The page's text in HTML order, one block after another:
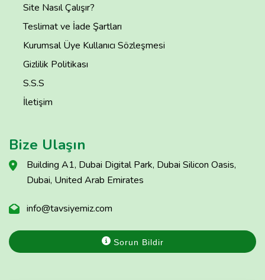
Site Nasıl Çalışır?
Teslimat ve İade Şartları
Kurumsal Üye Kullanıcı Sözleşmesi
Gizlilik Politikası
S.S.S
İletişim
Bize Ulaşın
Building A1, Dubai Digital Park, Dubai Silicon Oasis,
Dubai, United Arab Emirates
info@tavsiyemiz.com
Sorun Bildir